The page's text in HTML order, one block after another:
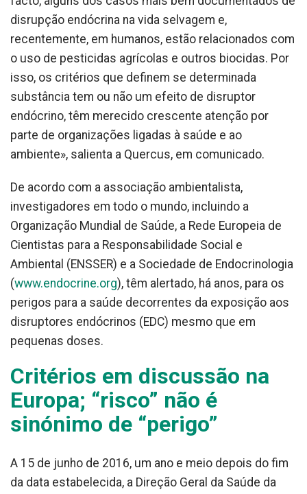
disrupção endócrina na vida selvagem e,
recentemente, em humanos, estão relacionados com
o uso de pesticidas agrícolas e outros biocidas. Por
isso, os critérios que definem se determinada
substância tem ou não um efeito de disruptor
endócrino, têm merecido crescente atenção por
parte de organizações ligadas à saúde e ao
ambiente», salienta a Quercus, em comunicado.
De acordo com a associação ambientalista,
investigadores em todo o mundo, incluindo a
Organização Mundial de Saúde, a Rede Europeia de
Cientistas para a Responsabilidade Social e
Ambiental (ENSSER) e a Sociedade de Endocrinologia
(www.endocrine.org), têm alertado, há anos, para os
perigos para a saúde decorrentes da exposição aos
disruptores endócrinos (EDC) mesmo que em
pequenas doses.
Critérios em discussão na
Europa; “risco” não é
sinónimo de “perigo”
A 15 de junho de 2016, um ano e meio depois do fim
da data estabelecida, a Direção Geral da Saúde da